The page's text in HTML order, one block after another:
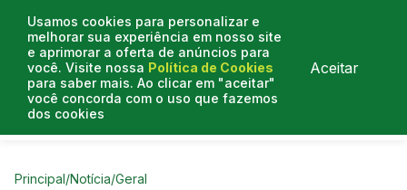
Usamos cookies para personalizar e
melhorar sua experiência em nosso site
e aprimorar a oferta de anúncios para
você. Visite nossa Política de Cookies
para saber mais. Ao clicar em "aceitar"
você concorda com o uso que fazemos
dos cookies
Aceitar
Curtas do Poder
Principal/Notícia/Geral